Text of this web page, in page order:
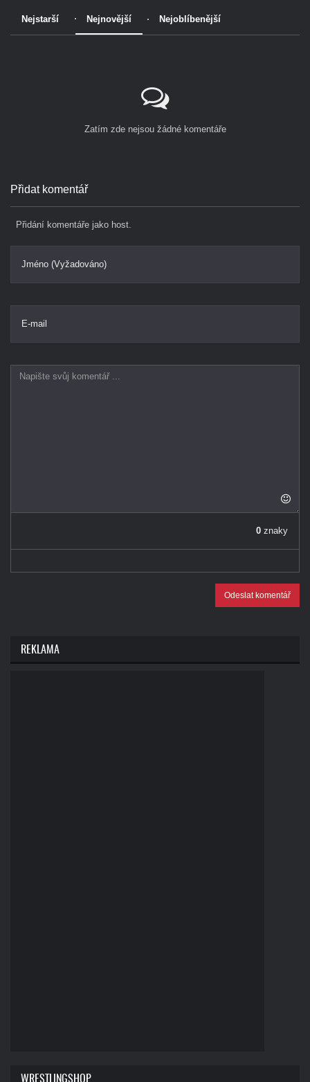
Nejstarší Nejnovější Nejoblíbenější
Zatím zde nejsou žádné komentáře
Přidat komentář
Přidání komentáře jako host.
Jméno (Vyžadováno)
E-mail
0 znaky
Odeslat komentář
REKLAMA
WRESTLINGSHOP